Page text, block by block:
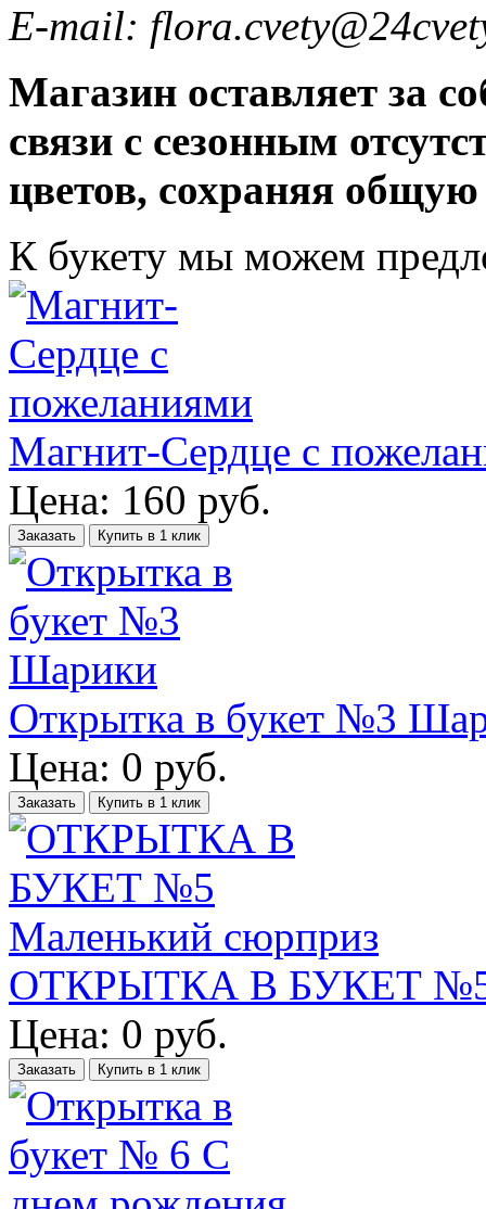
E-mail:
Магазин оставляет за
связи с сезонным
цветов, сохраняя
К букету мы можем
Магнит-Сердце с
Цена: 160 руб.
Заказать Купить в 1 клик
Открытка в букет №3
Цена: 0 руб.
Заказать Купить в 1 клик
ОТКРЫТКА В БУКЕТ №5
Цена: 0 руб.
Заказать Купить в 1 клик